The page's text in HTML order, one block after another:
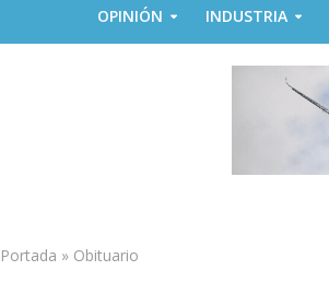
OPINIÓN INDUSTRIA
Portada » Obituario